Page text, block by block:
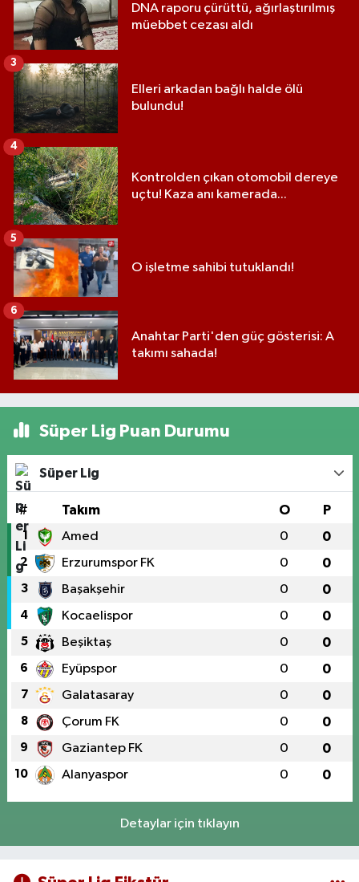
DNA raporu çürüttü, ağırlaştırılmış
müebbet cezası aldı
Elleri arkadan bağlı halde ölü
bulundu!
3
Kontrolden çıkan otomobil dereye
uçtu! Kaza anı kamerada...
4
O işletme sahibi tutuklandı!
5
Anahtar Parti'den güç gösterisi: A
takımı sahada!
6
Süper Lig Puan Durumu
Süper Lig
# Takım O P
1 Amed 0 0
2 Erzurumspor FK 0 0
3 Başakşehir 0 0
4 Kocaelispor 0 0
5 Beşiktaş 0 0
6 Eyüpspor 0 0
7 Galatasaray 0 0
8 Çorum FK 0 0
9 Gaziantep FK 0 0
10 Alanyaspor 0 0
Detaylar için tıklayın